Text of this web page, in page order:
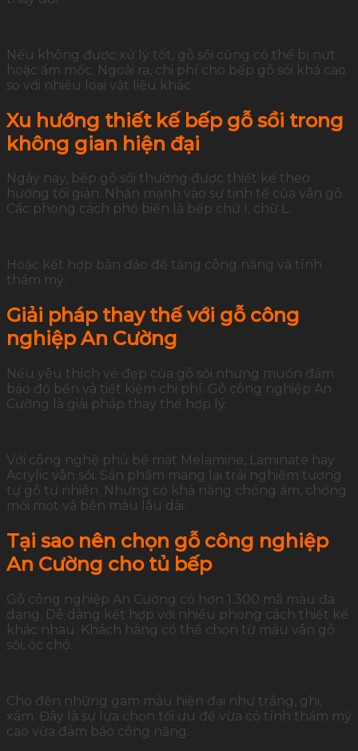
Nếu không được xử lý tốt, gỗ sồi cũng có thể bị nứt
hoặc ẩm mốc. Ngoài ra, chi phí cho bếp gỗ sồi khá cao
so với nhiều loại vật liệu khác.
Xu hướng thiết kế bếp gỗ sồi trong
không gian hiện đại
Ngày nay, bếp gỗ sồi thường được thiết kế theo
hướng tối giản. Nhấn mạnh vào sự tinh tế của vân gỗ.
Các phong cách phổ biến là bếp chữ I, chữ L.
Hoặc kết hợp bàn đảo để tăng công năng và tính
thẩm mỹ.
Giải pháp thay thế với gỗ công
nghiệp An Cường
Nếu yêu thích vẻ đẹp của gỗ sồi nhưng muốn đảm
bảo độ bền và tiết kiệm chi phí. Gỗ công nghiệp An
Cường là giải pháp thay thế hợp lý.
Với công nghệ phủ bề mặt Melamine, Laminate hay
Acrylic vân sồi. Sản phẩm mang lại trải nghiệm tương
tự gỗ tự nhiên. Nhưng có khả năng chống ẩm, chống
mối mọt và bền màu lâu dài.
Tại sao nên chọn gỗ công nghiệp
An Cường cho tủ bếp
Gỗ công nghiệp An Cường có hơn 1.300 mã màu đa
dạng. Dễ dàng kết hợp với nhiều phong cách thiết kế
khác nhau. Khách hàng có thể chọn từ màu vân gỗ
sồi, óc chó.
Cho đến những gam màu hiện đại như trắng, ghi,
xám. Đây là sự lựa chọn tối ưu để vừa có tính thẩm mỹ
cao vừa đảm bảo công năng.